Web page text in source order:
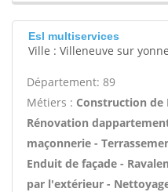
Esl multiservices
Ville : Villeneuve sur yonne
Département: 89
Métiers : Construction de
Rénovation
maçonnerie -
Enduit de façade -
par l'extérieur -